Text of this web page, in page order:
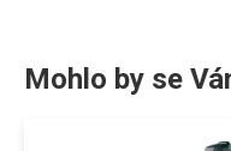
Mohlo by se